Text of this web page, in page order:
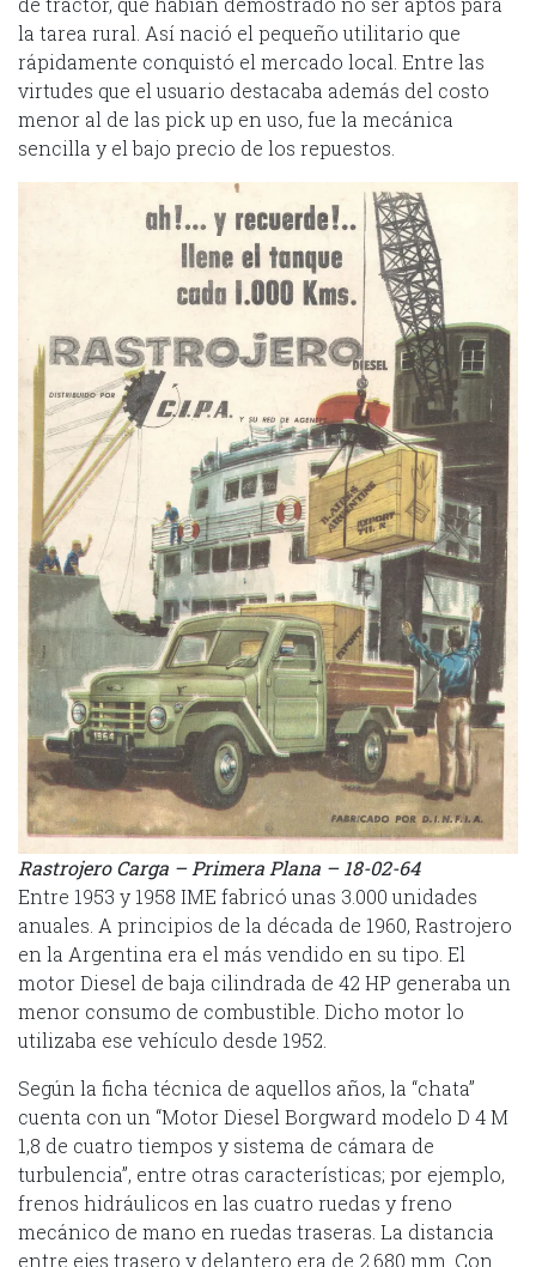
la tarea rural. Así nació el pequeño utilitario que
rápidamente conquistó el mercado local. Entre las
virtudes que el usuario destacaba además del costo
menor al de las pick up en uso, fue la mecánica
sencilla y el bajo precio de los repuestos.
Rastrojero Carga – Primera Plana – 18-02-64
Entre 1953 y 1958 IME fabricó unas 3.000 unidades
anuales. A principios de la década de 1960, Rastrojero
en la Argentina era el más vendido en su tipo. El
motor Diesel de baja cilindrada de 42 HP generaba un
menor consumo de combustible. Dicho motor lo
utilizaba ese vehículo desde 1952.
Según la ficha técnica de aquellos años, la “chata”
cuenta con un “Motor Diesel Borgward modelo D 4 M
1,8 de cuatro tiempos y sistema de cámara de
turbulencia”, entre otras características; por ejemplo,
frenos hidráulicos en las cuatro ruedas y freno
mecánico de mano en ruedas traseras. La distancia
entre ejes trasero y delantero era de 2.680 mm. Con